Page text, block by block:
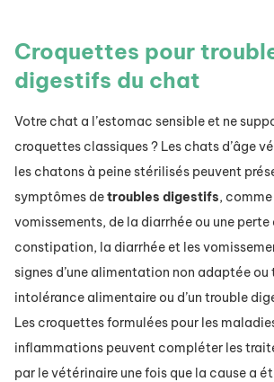
Croquettes pour
digestifs du chat
Votre chat a l’estomac sensible et ne
croquettes classiques ? Les chats d’âge
les chatons à peine stérilisés peuvent
symptômes detroubles digestifs,
vomissements, de la diarrhée ou une
constipation, la diarrhée et les
signes d’une alimentation non adaptée ou
intolérance alimentaire ou d’un trouble
Les croquettes formulées pour les
inflammations peuvent compléter les
par le vétérinaire une fois que la cause a